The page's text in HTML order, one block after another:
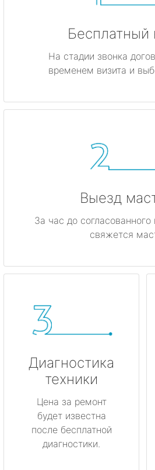
Бесплатный
На стадии звонка
временем визита и
Выезд
За час до
свяжется
Диагностика
техники
Цена за ремонт
будет известна
после бесплатной
диагностики.